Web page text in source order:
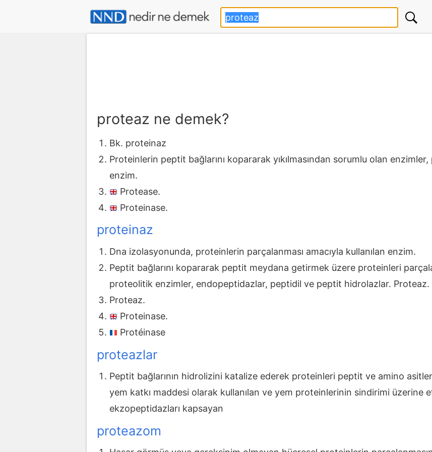
proteaz ne demek?
Bk. proteinaz
Proteinlerin peptit bağlarını kopararak yıkılmasından sorumlu olan
enzim.
Protease.
Proteinase.
proteinaz
Dna izolasyonunda, proteinlerin parçalanması amacıyla kullanılan enzim.
Peptit bağlarını kopararak peptit meydana getirmek üzere proteinleri
proteolitik enzimler, endopeptidazlar, peptidil ve peptit hidrolazlar. Proteaz.
Proteaz.
Proteinase.
Protéinase
proteazlar
Peptit bağlarının hidrolizini katalize ederek proteinleri peptit ve amino
yem katkı maddesi olarak kullanılan ve yem proteinlerinin sindirimi üzerine
ekzopeptidazları kapsayan
proteazom